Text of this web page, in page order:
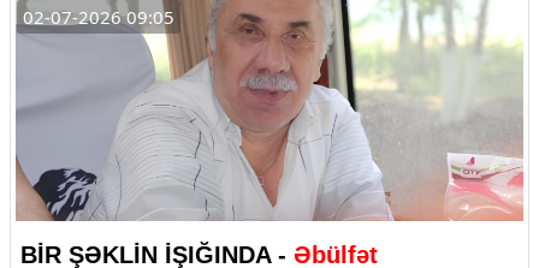
02-07-2026 09:05
BİR ŞƏKLİN İŞIĞINDA - Əbülfət